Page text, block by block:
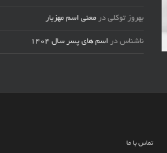
بهروز توکلی درمعنی اسم مهزیار
ناشناس در اسم های پسر سال ۱۴۰۴
تماس با ما